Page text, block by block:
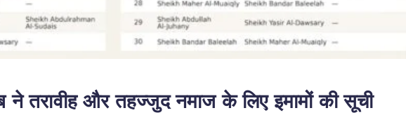
तरावीह और तहज्जुद नमाज के लिए इमामों की सूची